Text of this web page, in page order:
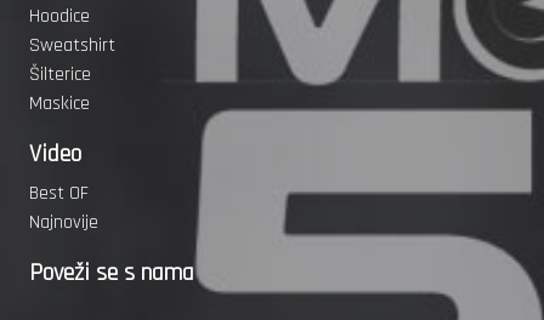
Hoodice
Sweatshirt
Šilterice
Maskice
Video
Best OF
Najnovije
Poveži se s nama